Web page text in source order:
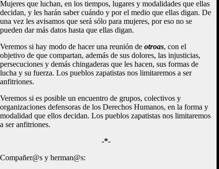
Mujeres que luchan, en los tiempos, lugares y modalidades que ellas
decidan, y les harán saber cuándo y por el medio que ellas digan. De
una vez les avisamos que será sólo para mujeres, por eso no se
pueden dar más datos hasta que ellas digan.
Veremos si hay modo de hacer una reunión de otroas, con el
objetivo de que compartan, además de sus dolores, las injusticias,
persecuciones y demás chingaderas que les hacen, sus formas de
lucha y su fuerza. Los pueblos zapatistas nos limitaremos a ser
anfitriones.
Veremos si es posible un encuentro de grupos, colectivos y
organizaciones defensoras de los Derechos Humanos, en la forma y
modalidad que ellos decidan. Los pueblos zapatistas nos limitaremos
a ser anfitriones.
-*-
Compañer@s y herman@s: